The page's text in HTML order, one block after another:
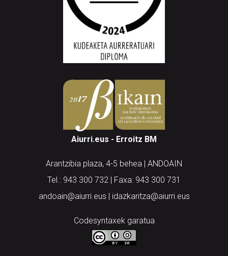
Aiurri.eus - Erroitz BM
Arantzibia plaza, 4-5 behea | ANDOAIN
Tel.: 943 300 732 | Faxa: 943 300 731
andoain@aiurri.eus | idazkaritza@aiurri.eus
Codesyntaxek garatua